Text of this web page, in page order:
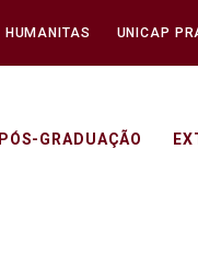
HUMANITAS UNICAP
PÓS-GRADUAÇÃO